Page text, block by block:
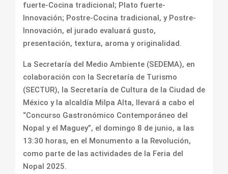
fuerte-Cocina tradicional; Plato fuerte-
Innovación; Postre-Cocina tradicional, y Postre-
Innovación, el jurado evaluará gusto,
presentación, textura, aroma y originalidad.
La Secretaría del Medio Ambiente (SEDEMA), en
colaboración con la Secretaría de Turismo
(SECTUR), la Secretaría de Cultura de la Ciudad de
México y la alcaldía Milpa Alta, llevará a cabo el
“Concurso Gastronómico Contemporáneo del
Nopal y el Maguey”, el domingo 8 de junio, a las
13:30 horas, en el Monumento a la Revolución,
como parte de las actividades de la Feria del
Nopal 2025.